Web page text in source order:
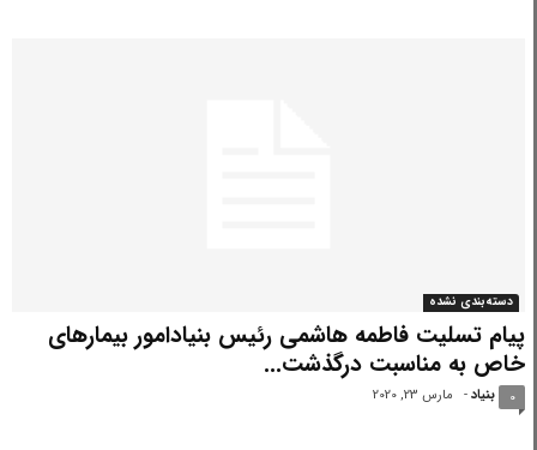
دسته‌بندی نشده
پیام تسلیت فاطمه هاشمی رئیس بنیادامور بیمارهای
خاص به مناسبت درگذشت...
بنیاد - مارس 23, 2020 0